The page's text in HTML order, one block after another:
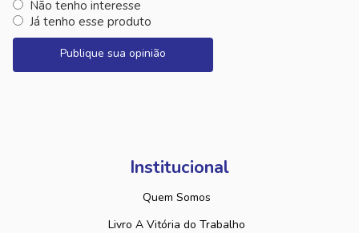
Não tenho interesse
Já tenho esse produto
Publique sua opinião
Institucional
Quem Somos
Livro A Vitória do Trabalho